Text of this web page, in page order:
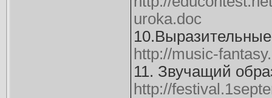
uroka.doc
http://music-
11. Звучащий
http://